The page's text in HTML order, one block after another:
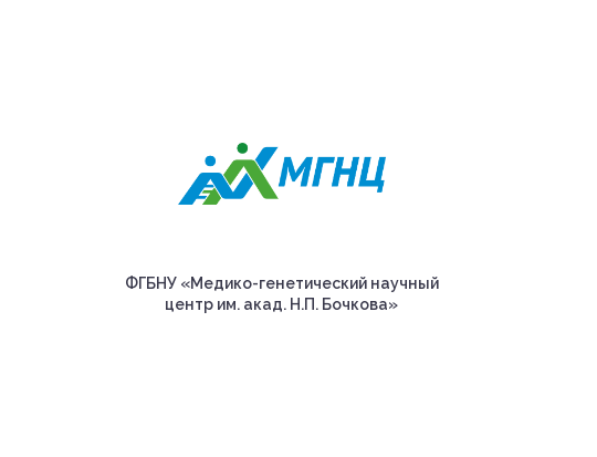
ФГБНУ «Медико-генетический научный
центр им. акад. Н.П. Бочкова»